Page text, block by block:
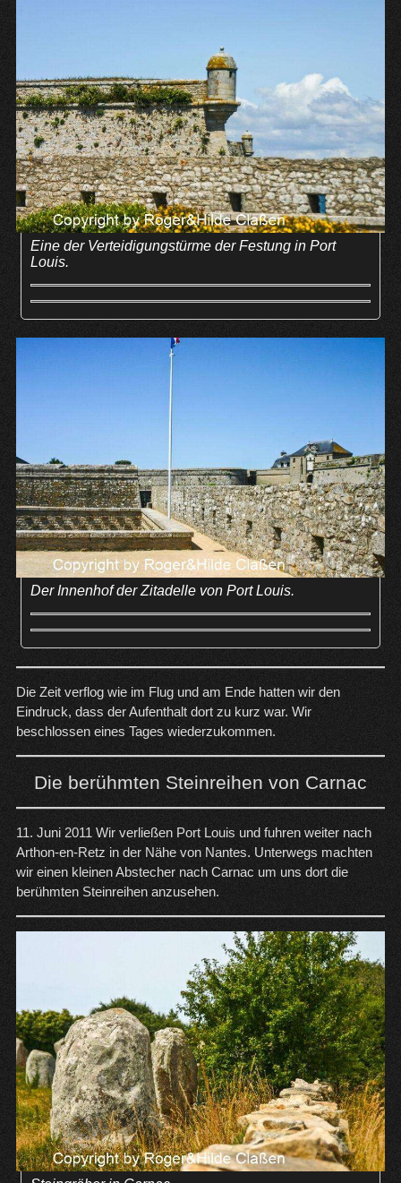
Eine der Verteidigungstürme der Festung in Port
Louis.
Der Innenhof der Zitadelle von Port Louis.
Die Zeit verflog wie im Flug und am Ende hatten wir den
Eindruck, dass der Aufenthalt dort zu kurz war. Wir
beschlossen eines Tages wiederzukommen.
Die berühmten Steinreihen von Carnac
11. Juni 2011 Wir verließen Port Louis und fuhren weiter nach
Arthon-en-Retz in der Nähe von Nantes. Unterwegs machten
wir einen kleinen Abstecher nach Carnac um uns dort die
berühmten Steinreihen anzusehen.